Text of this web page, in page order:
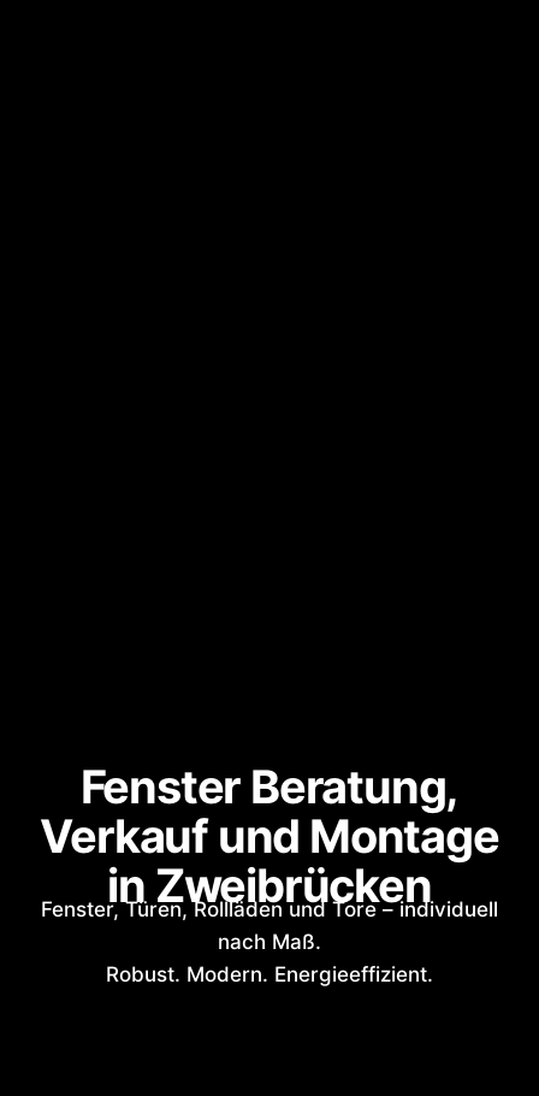
Fenster Beratung,
Verkauf und Montage
in Zweibrücken
Fenster, Türen, Rollläden und Tore – individuell
nach Maß.
Robust. Modern. Energieeffizient.